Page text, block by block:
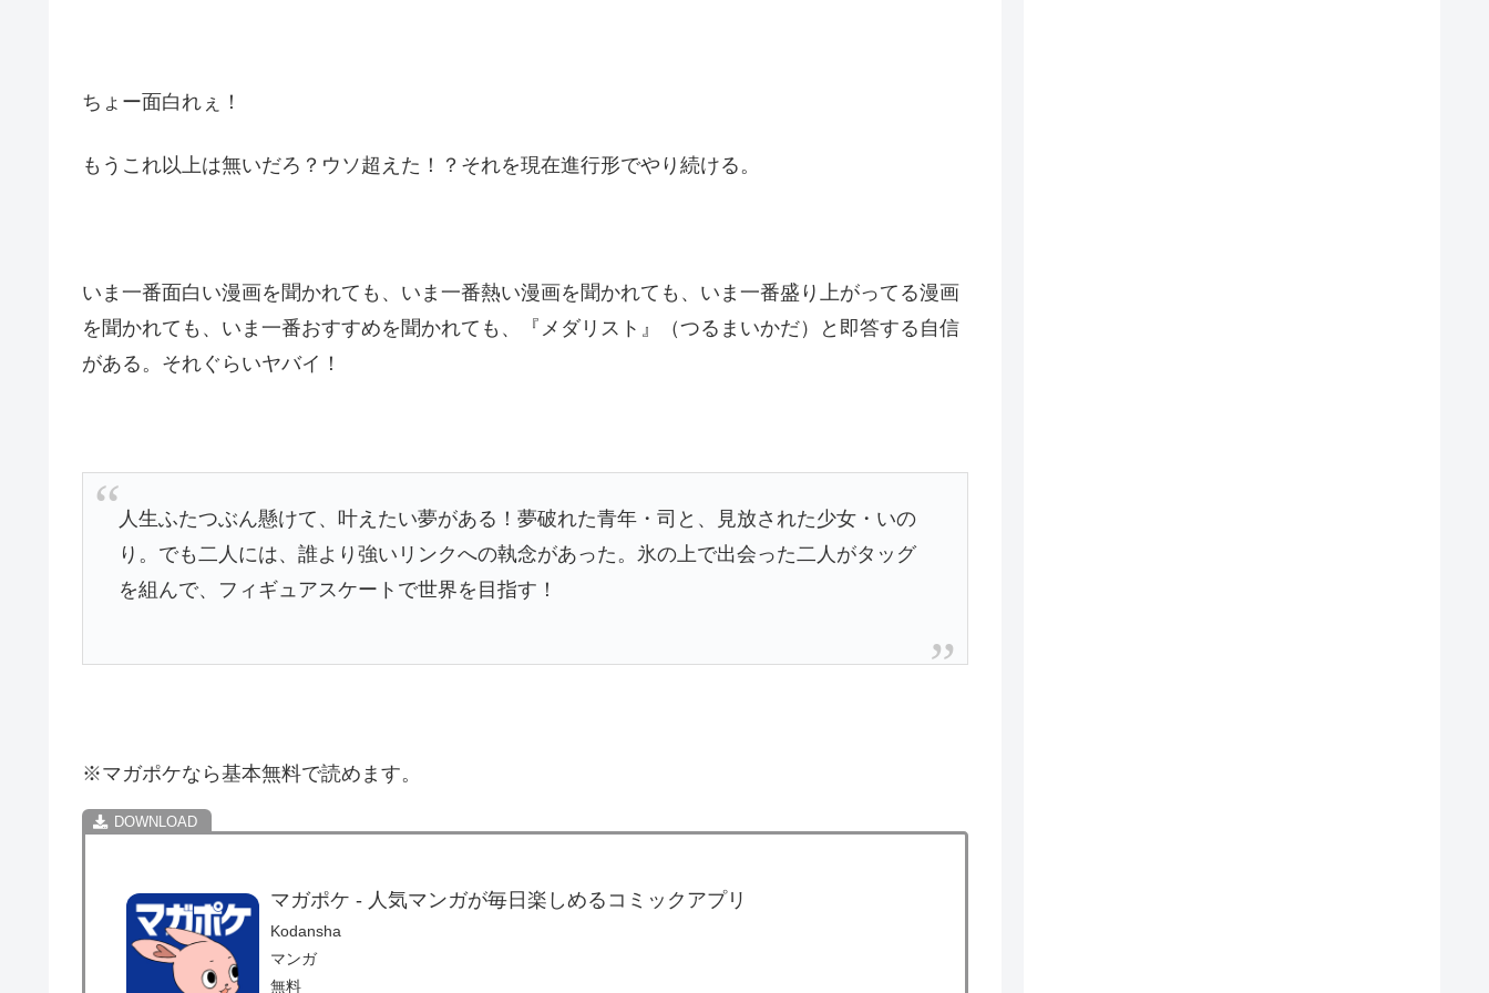
ちょー面白れぇ！
もうこれ以上は無いだろ？ウソ超えた！？それを現在進行形でやり続ける。
いま一番面白い漫画を聞かれても、いま一番熱い漫画を聞かれても、いま一番盛り上がってる漫画
を聞かれても、いま一番おすすめを聞かれても、『メダリスト』（つるまいかだ）と即答する自信
がある。それぐらいヤバイ！
人生ふたつぶん懸けて、叶えたい夢がある！夢破れた青年・司と、見放された少女・いの
り。でも二人には、誰より強いリンクへの執念があった。氷の上で出会った二人がタッグ
を組んで、フィギュアスケートで世界を目指す！
※マガポケなら基本無料で読めます。
マガポケ - 人気マンガが毎日楽しめるコミックアプリ
Kodansha
マンガ
無料